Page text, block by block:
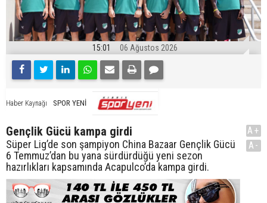
15:01 06 Ağustos 2026
Haber Kaynağı SPOR YENİ
Gençlik Gücü kampa girdi
Süper Lig’de son şampiyon China Bazaar Gençlik Gücü
6 Temmuz’dan bu yana sürdürdüğü yeni sezon
hazırlıkları kapsamında Acapulco’da kampa girdi.
A+
A-